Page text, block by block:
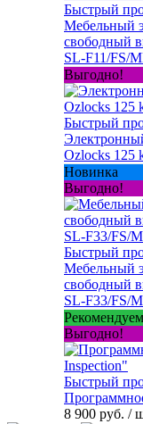
Быстрый
Мебельный
свободный
SL-F11/FS/
Выгодно!
Быстрый
Ozlocks 125
Новинка
Выгодно!
Быстрый
Мебельный
свободный
SL-F33/FS/
Рекомендуем
Выгодно!
Быстрый
8 900 руб. /